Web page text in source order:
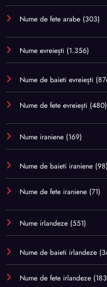
Nume de fete arabe (303)
Nume evreiești (1.356)
Nume de baieti evreiești
Nume de fete evreiești (480)
Nume iraniene (169)
Nume de baieti iraniene (98)
Nume de fete iraniene (71)
Nume irlandeze (551)
Nume de baieti irlandeze
Nume de fete irlandeze